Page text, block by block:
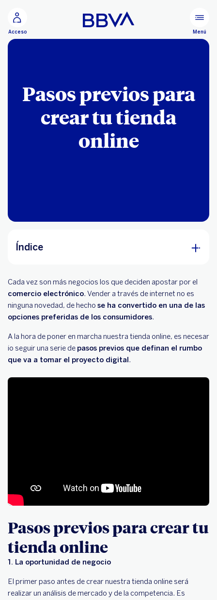
Acceso Menú
Pasos previos para
crear tu tienda
online
Índice
La puesta en marcha de nuestra tienda online
El contenido de la tienda online
nuestra tienda online
Cada vez son más negocios los que deciden apostar por el
comercio electrónico. Vender a través de internet no es
ninguna novedad, de hecho se ha convertido en una de las
opciones preferidas de los consumidores.
Ala hora de poner en marcha nuestra tienda online, es necesar
io seguir una serie de pasos previos que definan el rumbo
que va a tomar el proyecto digital.
Pasos previos para crear tu
tienda online
1. La oportunidad de negocio
El primer paso antes de crear nuestra tienda online será
realizar un análisis de mercado y de la competencia. Es